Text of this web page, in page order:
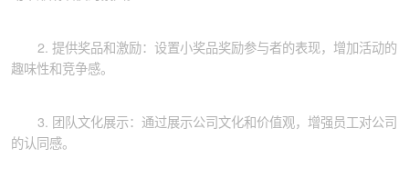
2. 提供奖品和激励：设置小奖品奖励参与者的表现，增加活动的
趣味性和竞争感。
3. 团队文化展示：通过展示公司文化和价值观，增强员工对公司
的认同感。